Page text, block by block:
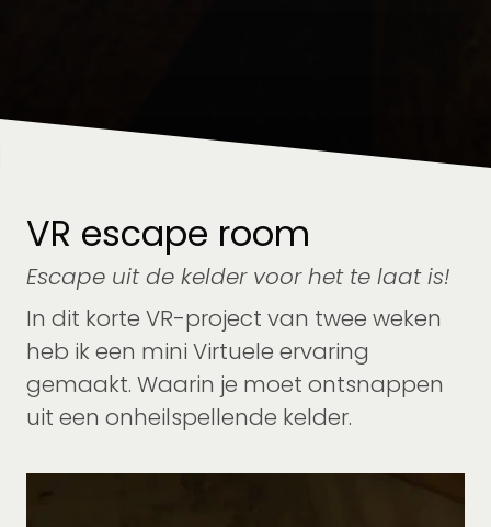
VR escape room
Escape uit de kelder voor het te laat is!
In dit korte VR-project van twee weken
heb ik een mini Virtuele ervaring
gemaakt. Waarin je moet ontsnappen
uit een onheilspellende kelder.